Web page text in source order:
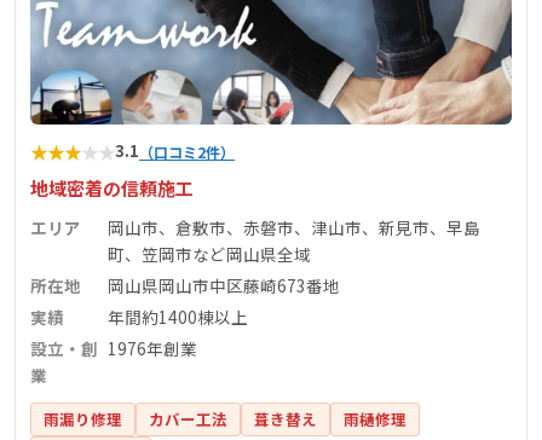
★★★★★3.1 （口コミ2件）
地域密着の信頼施工
エリア
岡山市、倉敷市、赤磐市、津山市、新見市、早島
町、笠岡市など岡山県全域
所在地
岡山県岡山市中区藤崎673番地
実績
年間約1400棟以上
設立・創
業
1976年創業
雨漏り修理 カバー工法 葺き替え
雨樋修理